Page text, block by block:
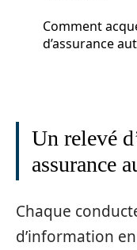
Comment
d’assurance
Un relevé
assurance
Chaque
d’information